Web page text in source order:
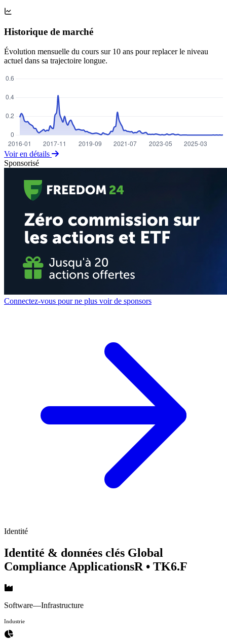
Historique de marché
Évolution mensuelle du cours sur 10 ans pour replacer le niveau
actuel dans sa trajectoire longue.
Voir en détails
Sponsorisé
Connectez-vous pour ne plus voir de sponsors
Identité
Identité & données clés Global
Compliance ApplicationsR • TK6.F
Software—Infrastructure
Industrie